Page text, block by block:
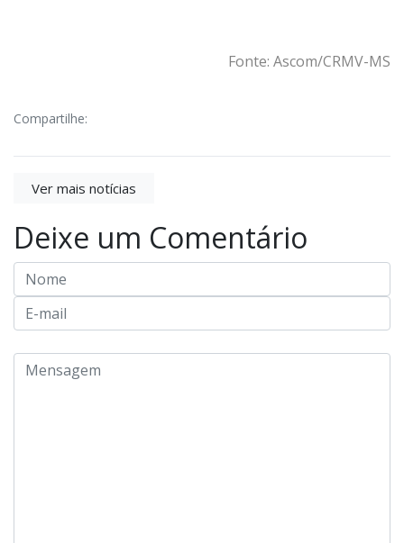
Fonte: Ascom/CRMV-MS
Compartilhe:
Ver mais notícias
Deixe um Comentário